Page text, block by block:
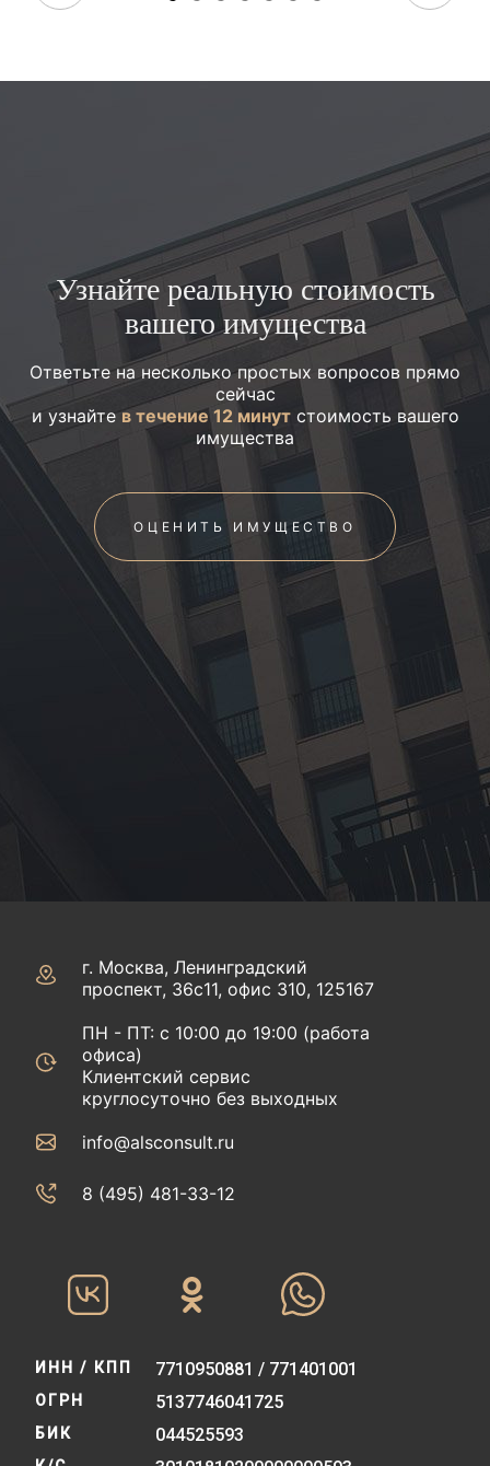
Узнайте реальную стоимость
вашего имущества
Ответьте на несколько простых вопросов прямо
сейчас
и узнайтев течение 12 минутстоимость вашего
имущества
ОЦЕНИТЬ ИМУЩЕСТВО
г. Москва, Ленинградский
проспект, 36с11, офис 310, 125167
ПН - ПТ: с 10:00 до 19:00 (работа
офиса)
Клиентский сервис
круглосуточно без выходных
info@alsconsult.ru
8 (495) 481-33-12‬‬
ИНН / КПП 7710950881 / 771401001
ОГРН 5137746041725
БИК 044525593